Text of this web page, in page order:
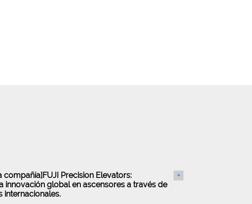
compañía]FUJI Precision Elevators:
innovación global en ascensores a través de
internacionales.
+